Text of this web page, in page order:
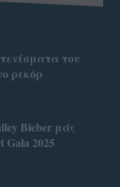
του
ρεκόρ
Bieber μάς
2025